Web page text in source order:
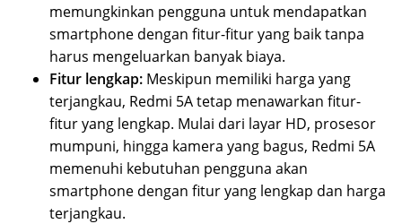
memungkinkan pengguna untuk mendapatkan
smartphone dengan fitur-fitur yang baik tanpa
harus mengeluarkan banyak biaya.
Fitur lengkap: Meskipun memiliki harga yang
terjangkau, Redmi 5A tetap menawarkan fitur-
fitur yang lengkap. Mulai dari layar HD, prosesor
mumpuni, hingga kamera yang bagus, Redmi 5A
memenuhi kebutuhan pengguna akan
smartphone dengan fitur yang lengkap dan harga
terjangkau.